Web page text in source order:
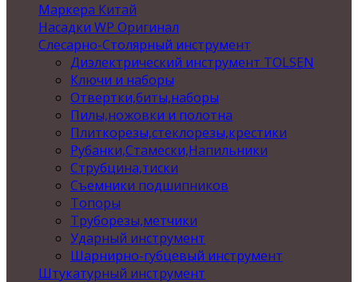
Маркера Китай
Насадки WP Оригинал
Слесарно-Столярный инструмент
Диэлектрический инструмент TOLSEN
Ключи и наборы
Отвертки,биты,наборы
Пилы,ножовки и полотна
Плиткорезы,стеклорезы,крестики
Рубанки,Стамески,Напильники
Струбцина,тиски
Съемники подшипников
Топоры
Труборезы,метчики
Ударный инструмент
Шарнирно-губцевый инструмент
Штукатурный инструмент